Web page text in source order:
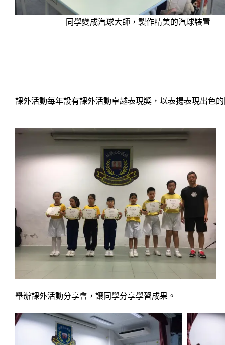
同學變成汽球大師，製作精美的汽球裝置
課外活動每年設有課外活動卓越表現奬，以表揚表現出色
舉辦課外活動分享會，讓同學分享學習成果。